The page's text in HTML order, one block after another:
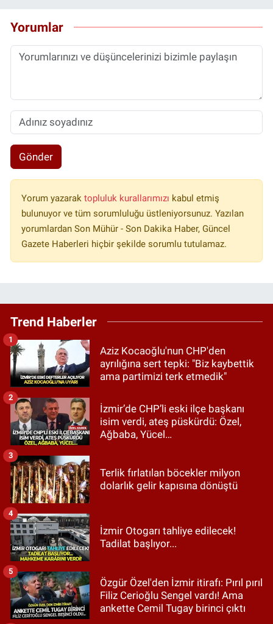
Yorumlar
Gönder
Yorum yazarak topluluk kurallarımızı kabul etmiş
bulunuyor ve tüm sorumluluğu üstleniyorsunuz. Yazılan
yorumlardan Son Mühür - Son Dakika Haber, Güncel
Gazete Haberleri hiçbir şekilde sorumlu tutulamaz.
Trend Haberler
Aziz Kocaoğlu'nun CHP'den
ayrılığına sert tepki: "Biz kaybettik
ama partimizi terk etmedik"
1
İzmir’de CHP’li eski ilçe başkanı
isim verdi, ateş püskürdü: Özel,
Ağbaba, Yücel…
2
Terlik fırlatılan böcekler milyon
dolarlık gelir kapısına dönüştü
3
İzmir Otogarı tahliye edilecek!
Tadilat başlıyor...
4
Özgür Özel'den İzmir itirafı: Pırıl pırıl
Filiz Cerioğlu Sengel vardı! Ama
ankette Cemil Tugay birinci çıktı
5